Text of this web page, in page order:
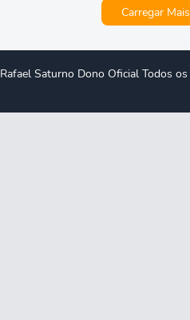
Carregar Mais
Rafael Saturno Dono Oficial Todos os